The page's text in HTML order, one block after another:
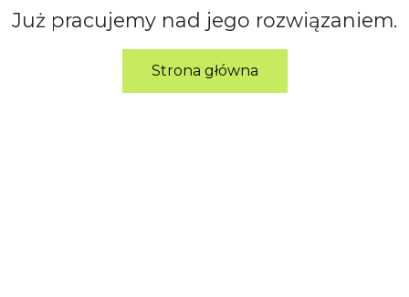
Już pracujemy nad jego rozwiązaniem.
Strona główna